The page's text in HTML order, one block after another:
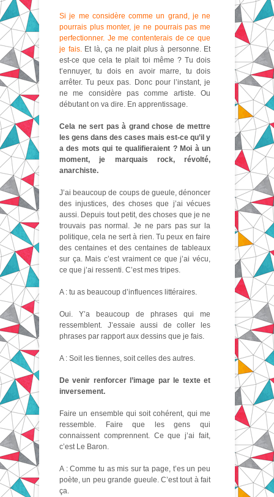
Si je me considère comme un grand, je ne
pourrais plus monter, je ne pourrais pas me
perfectionner. Je me contenterais de ce que
je fais.Et là, ça ne plait plus à personne. Et
est-ce que cela te plait toi même ? Tu dois
t’ennuyer, tu dois en avoir marre, tu dois
arrêter. Tu peux pas. Donc pour l’instant, je
ne me considère pas comme artiste. Ou
débutant on va dire. En apprentissage.
Cela ne sert pas à grand chose de mettre
les gens dans des cases mais est-ce qu’il y
a des mots qui te qualifieraient ? Moi à un
moment, je marquais rock, révolté,
anarchiste.
J’ai beaucoup de coups de gueule, dénoncer
des injustices, des choses que j’ai vécues
aussi. Depuis tout petit, des choses que je ne
trouvais pas normal. Je ne pars pas sur la
politique, cela ne sert à rien. Tu peux en faire
des centaines et des centaines de tableaux
sur ça. Mais c’est vraiment ce que j’ai vécu,
ce que j’ai ressenti. C’est mes tripes.
A : tu as beaucoup d’influences littéraires.
Oui. Y’a beaucoup de phrases qui me
ressemblent. J’essaie aussi de coller les
phrases par rapport aux dessins que je fais.
A : Soit les tiennes, soit celles des autres.
De venir renforcer l’image par le texte et
inversement.
Faire un ensemble qui soit cohérent, qui me
ressemble. Faire que les gens qui
connaissent comprennent. Ce que j’ai fait,
c’est Le Baron.
A : Comme tu as mis sur ta page, t’es un peu
poète, un peu grande gueule. C’est tout à fait
ça.